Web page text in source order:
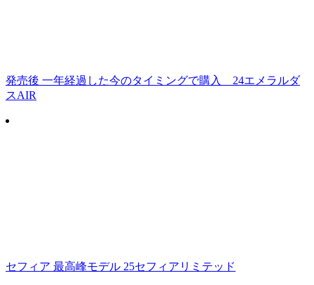
発売後 一年経過した今のタイミングで購入 24エメラルダ
スAIR
セフィア 最高峰モデル 25セフィアリミテッド